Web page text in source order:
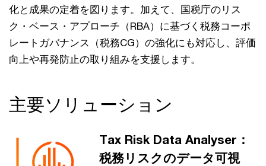
化と成果の定着を図ります。加えて、国税庁のリス
ク・ベース・アプローチ（RBA）に基づく税務コーポ
レートガバナンス（税務CG）の強化にも対応し、評価
向上や再発防止の取り組みを支援します。
主要ソリューション
Tax Risk Data Analyser：
税務リスクのデータ可視